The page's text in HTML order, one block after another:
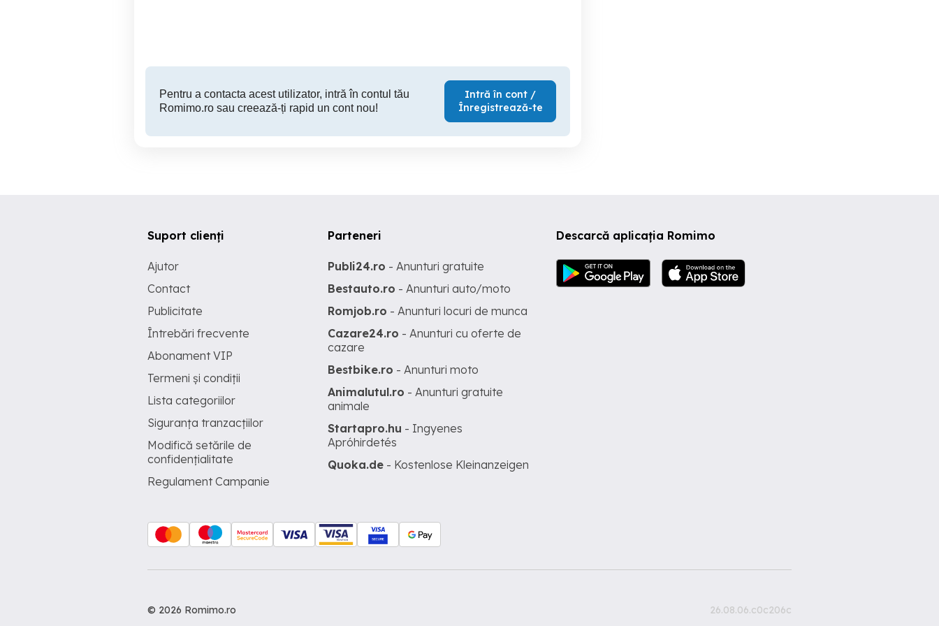
Pentru a contacta acest utilizator, intră în contul tău
Romimo.ro sau creează-ți rapid un cont nou!
Intră în cont /
Înregistrează-te
Descarcă aplicația Romimo
Suport clienți
Ajutor
Contact
Publicitate
Întrebări frecvente
Abonament VIP
Termeni și condiții
Lista categoriilor
Siguranța tranzacțiilor
Modifică setările de
confidențialitate
Regulament Campanie
Parteneri
Publi24.ro - Anunturi gratuite
Bestauto.ro - Anunturi auto/moto
Romjob.ro - Anunturi locuri de munca
Cazare24.ro - Anunturi cu oferte de
cazare
Bestbike.ro - Anunturi moto
Animalutul.ro - Anunturi gratuite
animale
Startapro.hu - Ingyenes
Apróhirdetés
Quoka.de - Kostenlose Kleinanzeigen
© 2026 Romimo.ro 26.08.06.c0c206c